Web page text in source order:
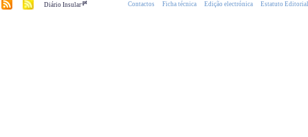
Diário Insular.pt Contactos Ficha técnica Edição electrónica Estatuto Editorial